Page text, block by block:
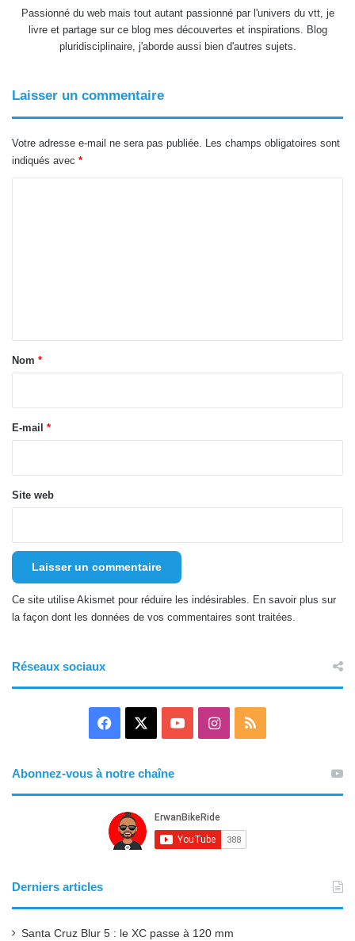
Passionné du web mais tout autant passionné par l'univers du vtt, je
livre et partage sur ce blog mes découvertes et inspirations. Blog
pluridisciplinaire, j'aborde aussi bien d'autres sujets.
Laisser un commentaire
Votre adresse e-mail ne sera pas publiée. Les champs obligatoires sont
indiqués avec *
a
e
Nom *
E-mail *
Site web
Ce site utilise Akismet pour réduire les indésirables. En savoir plus sur
la façon dont les données de vos commentaires sont traitées.
Réseaux sociaux
e
b
o
T
u
e
I
a
r
Abonnez-vous à notre chaîne
Derniers articles
Santa Cruz Blur 5 : le XC passe à 120 mm